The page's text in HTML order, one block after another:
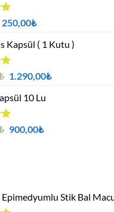
Orijinal
350,00₺.
250,00₺Şu
fiyat:
Kapsül ( 1 Kutu )
Orijinal
1.500,00₺.
1.290,00₺Şu
10 Lu
Orijinal
900,00₺Şu
Stik Bal